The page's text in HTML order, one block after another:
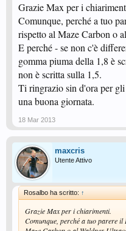
Le giant dragon normali ( come
gommapiuma di colore bianco di
Non esistono altri tipo di
Non fatevi pprendere in giro.
Per quanto riguarda il
mm che è più gestibile.
Saluti
Grazie Max per i
Comunque, perché a tuo
rispetto al Maze Carbon o
E perché - se non c'è
gomma piuma della 1,8 è
non è scritta sulla 1,5.
Ti ringrazio sin d'ora per
una buona giornata.
18 Mar 2013
maxcris
Utente Attivo
Rosalbo ha scritto: ↑
Grazie Max per i chiarimenti.
Comunque, perché a tuo parere